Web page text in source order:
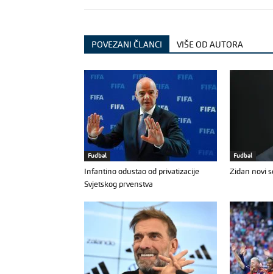
POVEZANI ČLANCI VIŠE OD AUTORA
Fudbal
Infantino odustao od privatizacije
Svjetskog prvenstva
Fudbal
Zidan novi